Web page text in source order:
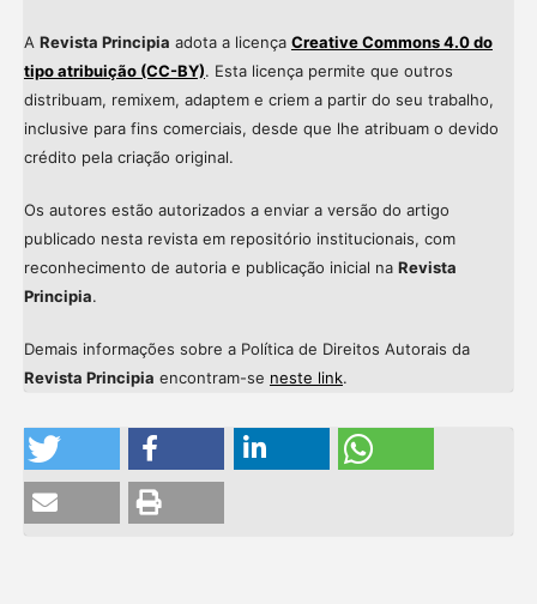
A Revista Principia adota a licença Creative Commons 4.0 do
tipo atribuição (CC-BY). Esta licença permite que outros
distribuam, remixem, adaptem e criem a partir do seu trabalho,
inclusive para fins comerciais, desde que lhe atribuam o devido
crédito pela criação original.
Os autores estão autorizados a enviar a versão do artigo
publicado nesta revista em repositório institucionais, com
reconhecimento de autoria e publicação inicial na Revista
Principia.
Demais informações sobre a Política de Direitos Autorais da
Revista Principia encontram-se neste link.